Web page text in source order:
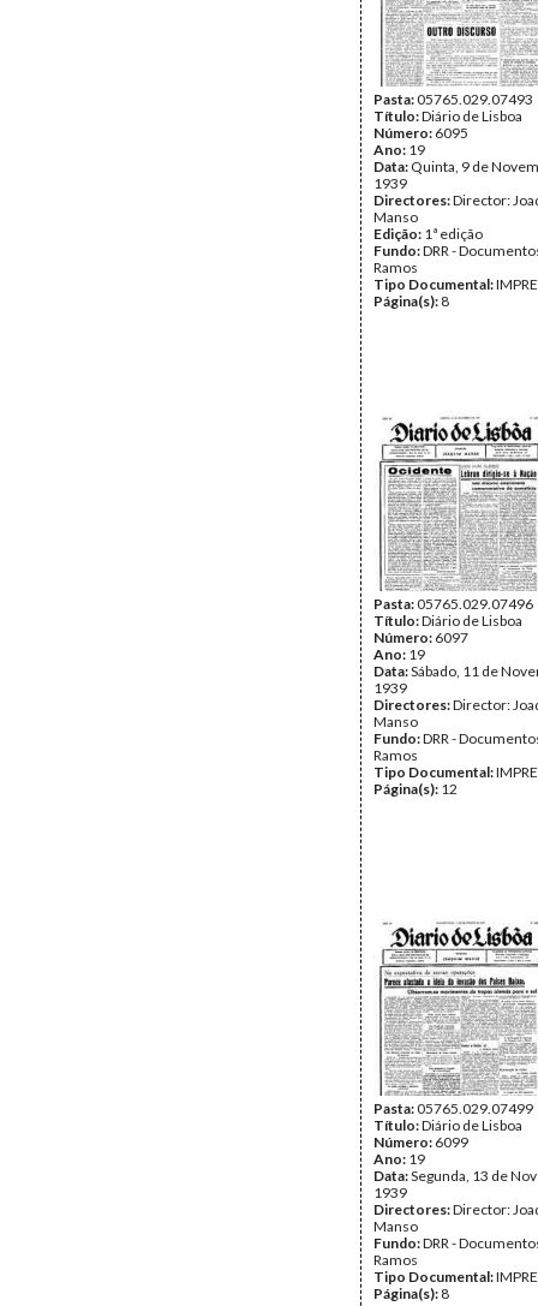
Pasta:05765.029.07493
Título:Diário de Lisboa
Número: 6095
Ano: 19
Data: Quinta, 9 de
1939
Directores:Director:
Manso
Edição: 1ª edição
Fundo:DRR -
Ramos
Tipo Documental:
Página(s): 8
Pasta:05765.029.07496
Título:Diário de Lisboa
Número: 6097
Ano: 19
Data:Sábado, 11 de
1939
Directores:Director:
Manso
Fundo:DRR -
Ramos
Tipo Documental:
Página(s): 12
Pasta:05765.029.07499
Título:Diário de Lisboa
Número: 6099
Ano: 19
Data:Segunda, 13 de
1939
Directores:Director:
Manso
Fundo:DRR -
Ramos
Tipo Documental:
Página(s): 8